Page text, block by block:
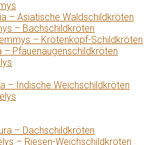
– Asiatische Waldschildkröten
– Bachschildkröten
– Krötenkopf-Schildkröten
– Pfauenaugenschildkröten
– Indische Weichschildkröten
– Dachschildkröten
– Riesen-Weichschildkröten